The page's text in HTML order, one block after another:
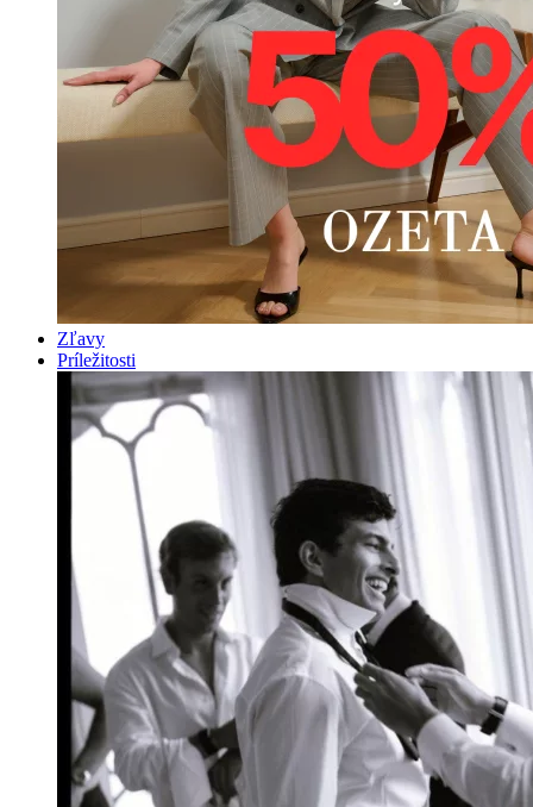
Zľavy
Príležitosti